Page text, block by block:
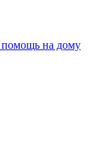
помощь на дому